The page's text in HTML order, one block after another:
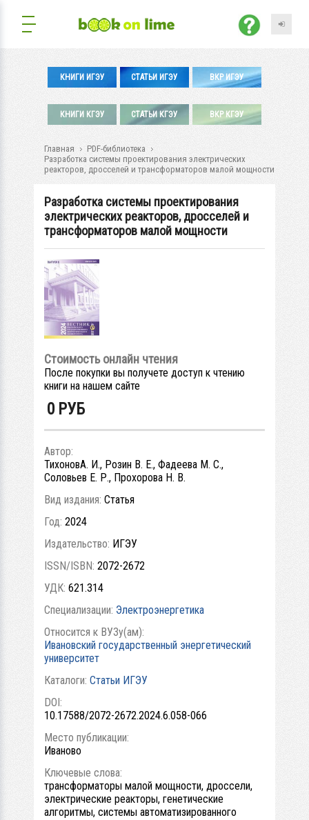
КНИГИ ИГЭУ СТАТЬИ ИГЭУ ВКР ИГЭУ
КНИГИ КГЭУ СТАТЬИ КГЭУ ВКР КГЭУ
Главная
PDF-библиотека
Разработка системы проектирования электрических
реакторов, дросселей и трансформаторов малой мощности
Разработка системы проектирования
электрических реакторов, дросселей и
трансформаторов малой мощности
Стоимость онлайн чтения
После покупки вы получете доступ к чтению
книги на нашем сайте
0 РУБ
Автор:
ТихоновА. И., Розин В. Е., Фадеева М. С.,
Соловьев Е. Р., Прохорова Н. В.
Вид издания: Статья
Год: 2024
Издательство: ИГЭУ
ISSN/ISBN: 2072-2672
УДК: 621.314
Специализации: Электроэнергетика
Относится к ВУЗу(ам):
Ивановский государственный энергетический
университет
Каталоги: Статьи ИГЭУ
DOI:
10.17588/2072-2672.2024.6.058-066
Место публикации:
Иваново
Ключевые слова:
трансформаторы малой мощности, дроссели,
электрические реакторы, генетические
алгоритмы, системы автоматизированного